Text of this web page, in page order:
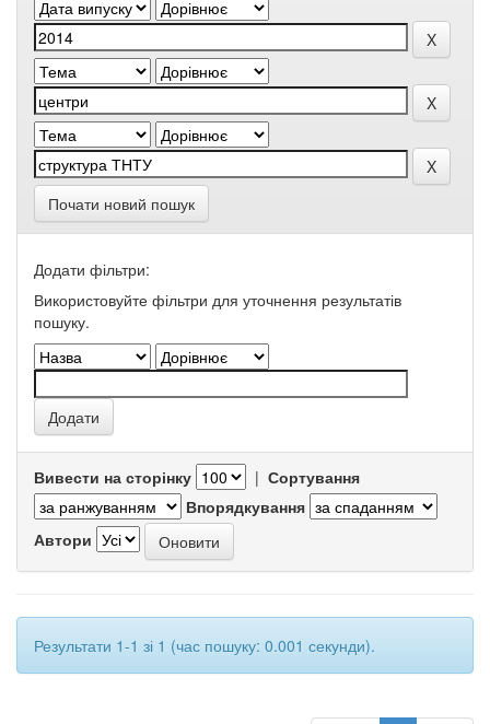
Почати новий пошук
Додати фільтри:
Використовуйте фільтри для уточнення результатів
пошуку.
Вивести на сторінку | Сортування
Впорядкування
Автори
Результати 1-1 зі 1 (час пошуку: 0.001 секунди).